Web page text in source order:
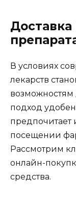
Доставка
В условиях
лекарств
возможностям
подход
предпочитает
посещении
Рассмотрим
онлайн-
средства.